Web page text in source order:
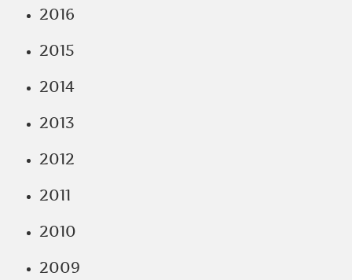
2016
2015
2014
2013
2012
2011
2010
2009